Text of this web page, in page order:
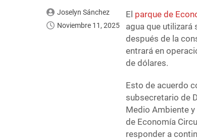
Joselyn Sánchez
Noviembre 11, 2025
El parque de
agua que utilizará
después de la
entrará en
de dólares.
Esto de acuerdo
subsecretario de
Medio Ambiente
de Economía
responder a